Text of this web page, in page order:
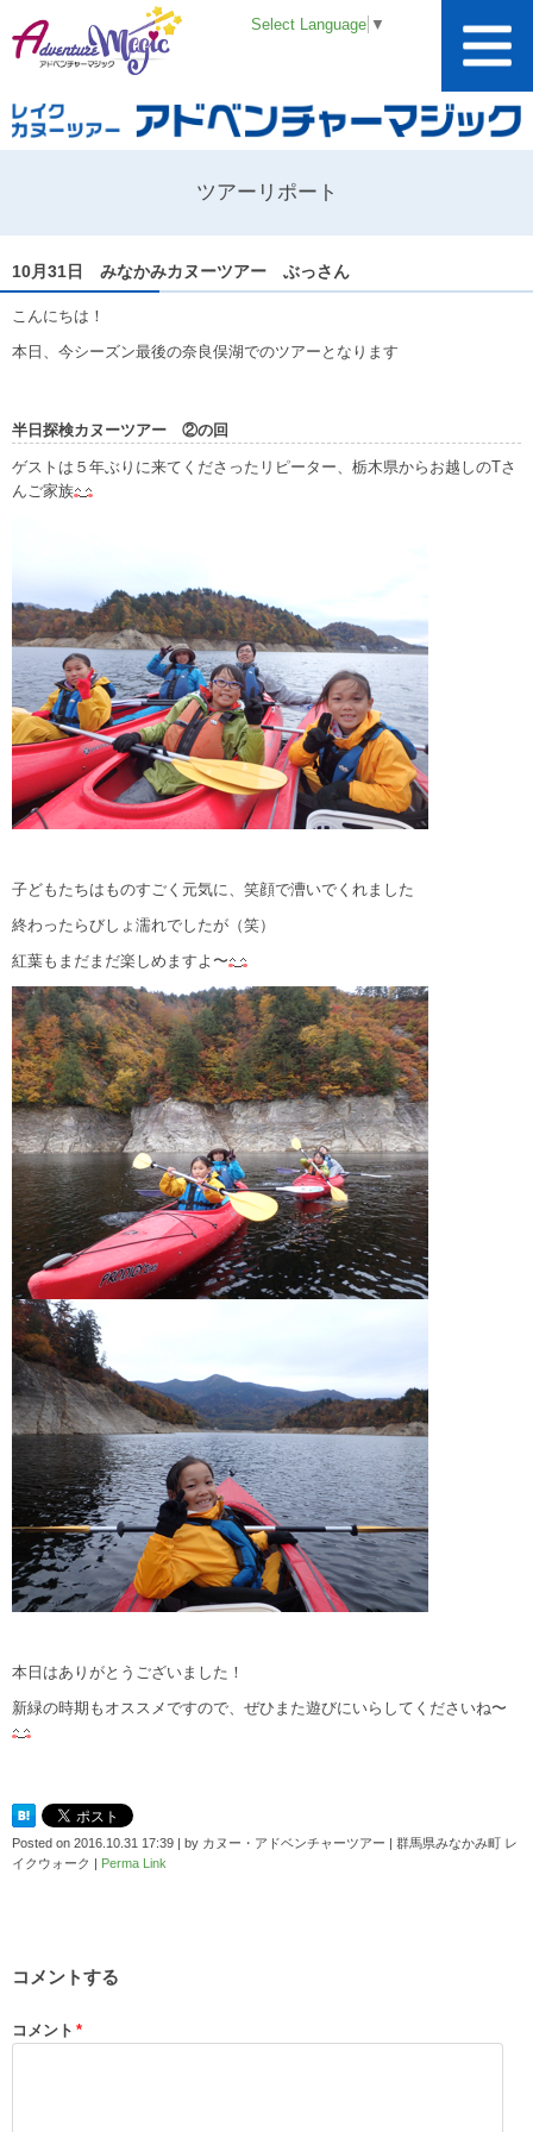
Select Language ▼
ツアーリポート
10月31日 みなかみカヌーツアー ぶっさん
こんにちは！
本日、今シーズン最後の奈良俣湖でのツアーとなります
半日探検カヌーツアー ②の回
ゲストは５年ぶりに来てくださったリピーター、栃木県からお越しのTさ
んご家族
子どもたちはものすごく元気に、笑顔で漕いでくれました
終わったらびしょ濡れでしたが（笑）
紅葉もまだまだ楽しめますよ〜
本日はありがとうございました！
新緑の時期もオススメですので、ぜひまた遊びにいらしてくださいね〜
Posted on 2016.10.31 17:39 | by カヌー・アドベンチャーツアー | 群馬県みなかみ町 レ
イクウォーク | Perma Link
コメントする
コメント *